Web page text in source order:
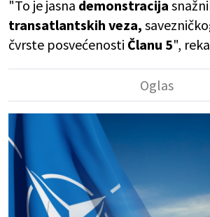
"To je jasna demonstracija
transatlantskih veza,
čvrste posvećenosti Članu 5",